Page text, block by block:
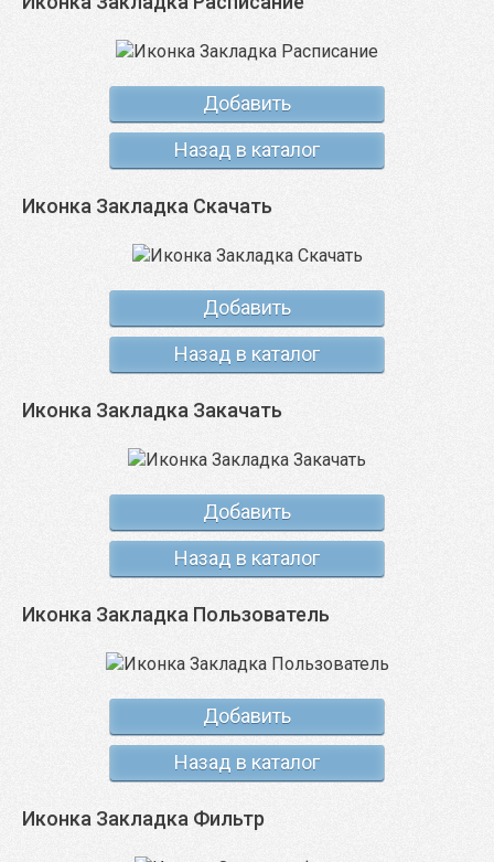
Добавить
Назад в каталог
Иконка Закладка Скачать
Добавить
Назад в каталог
Иконка Закладка Закачать
Добавить
Назад в каталог
Иконка Закладка Пользователь
Добавить
Назад в каталог
Иконка Закладка Фильтр